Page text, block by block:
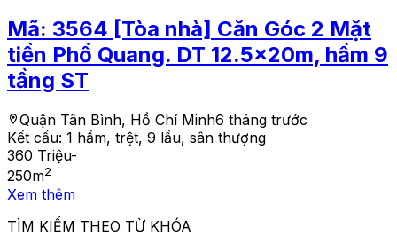
Mã: 3564 [Tòa nhà] Căn Góc 2 Mặt
tiền Phổ Quang. DT 12.5x20m, hầm 9
tầng ST
Quận Tân Bình, Hồ Chí Minh6 tháng trước
Kết cấu: 1 hầm, trệt, 9 lầu, sân thượng
360 Triệu-
250m2
Xem thêm
TÌM KIẾM THEO TỪ KHÓA